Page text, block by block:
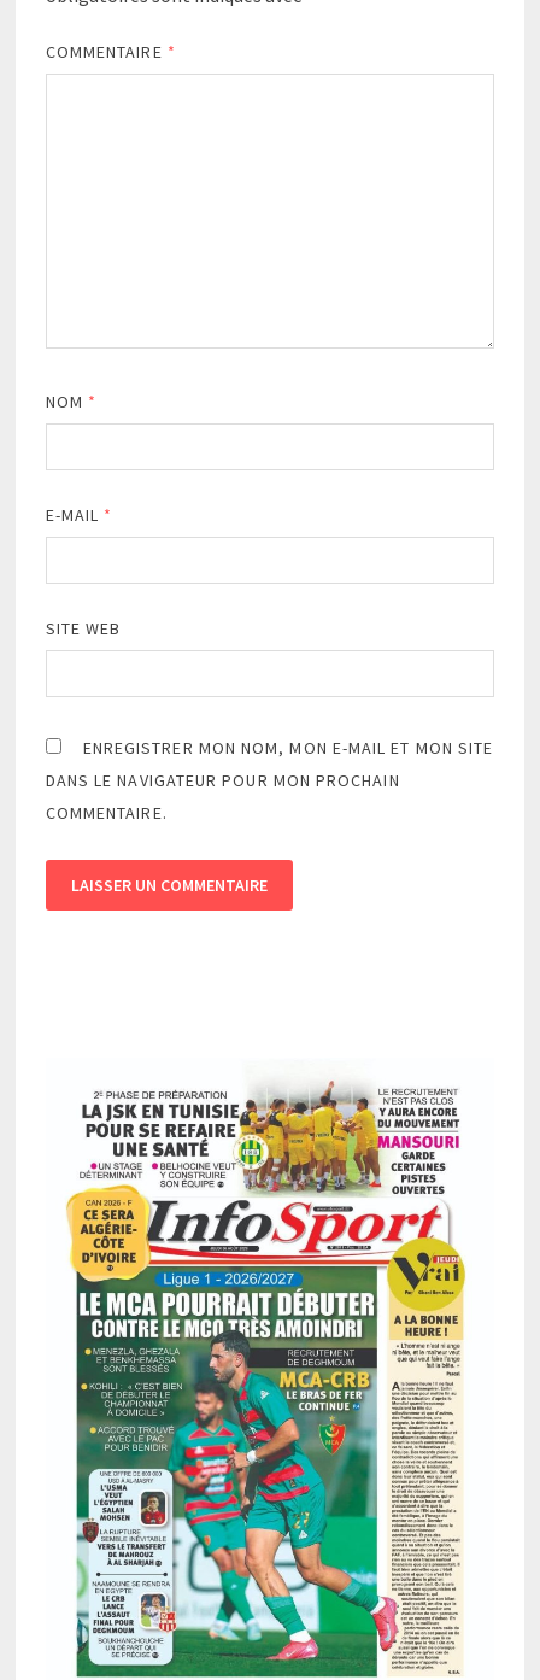
COMMENTAIRE *
NOM *
E-MAIL *
SITE WEB
ENREGISTRER MON NOM, MON E-MAIL ET MON SITE
DANS LE NAVIGATEUR POUR MON PROCHAIN
COMMENTAIRE.